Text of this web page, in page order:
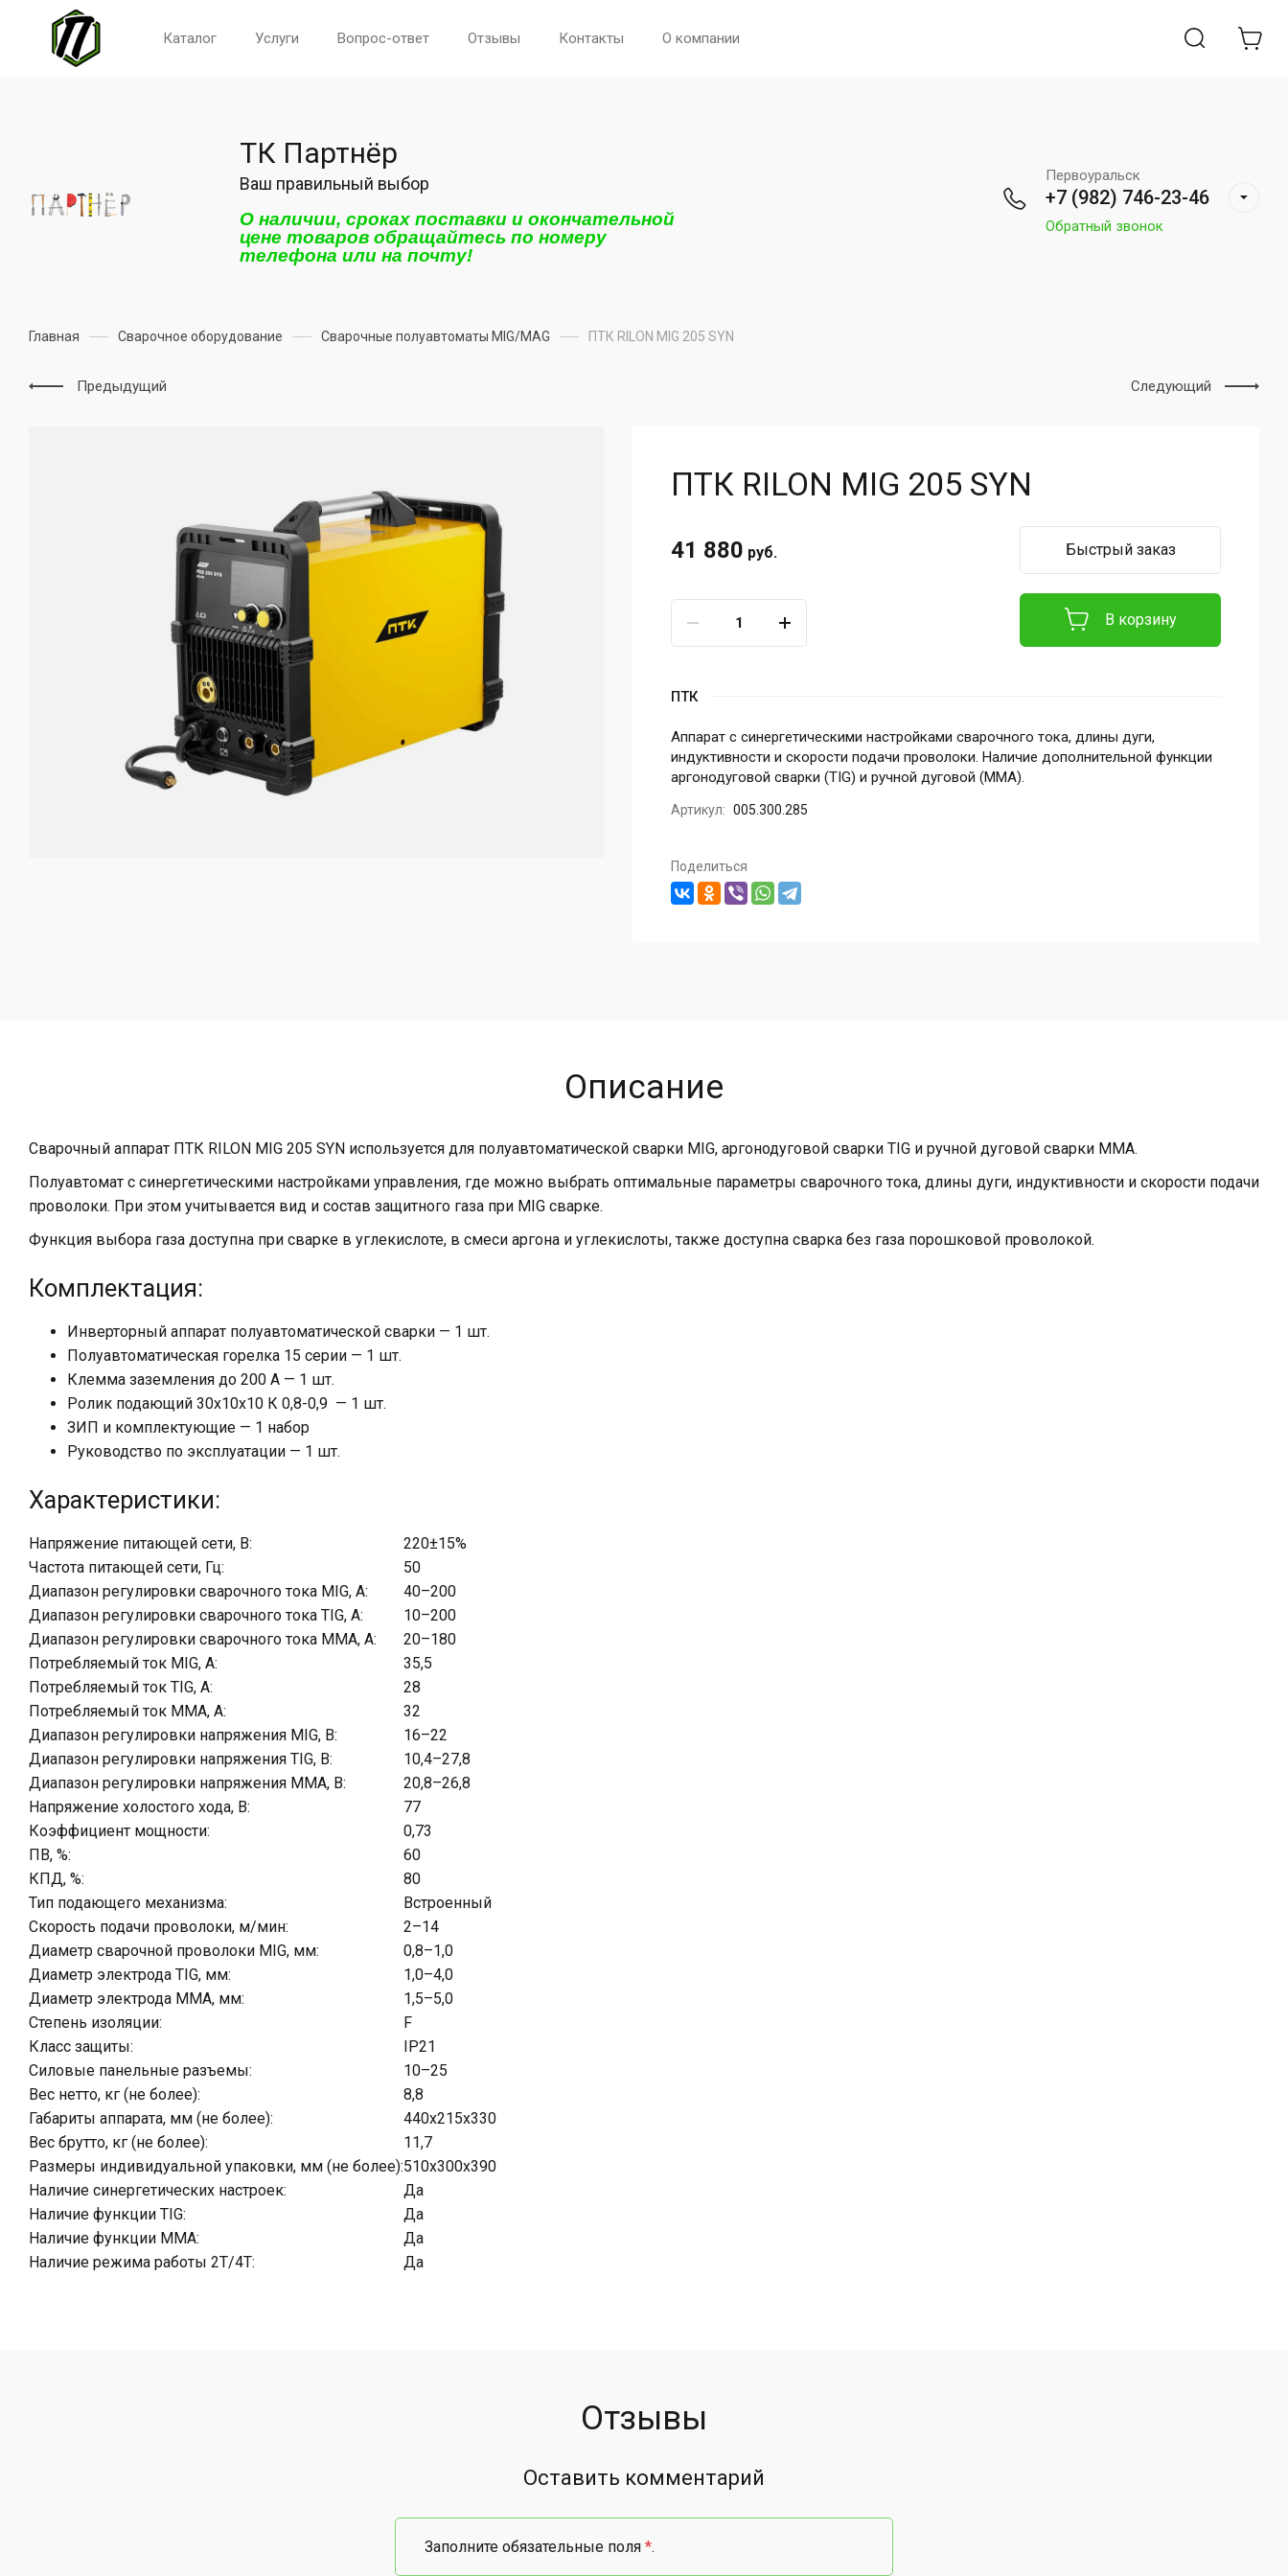
Каталог Услуги Вопрос-ответ Отзывы Контакты О компании
ТК Партнёр
Ваш правильный выбор
О наличии, сроках поставки и окончательной
цене товаров обращайтесь по номеру
телефона или на почту!
Первоуральск
+7 (982) 746-23-46
Обратный звонок
Главная Сварочное оборудование Сварочные полуавтоматы MIG/MAG ПТК RILON MIG 205 SYN
Предыдущий Следующий
ПТК RILON MIG 205 SYN
41 880 руб.
В корзину
Быстрый заказ
ПТК
Аппарат с синергетическими настройками сварочного тока, длины дуги,
индуктивности и скорости подачи проволоки. Наличие дополнительной функции
аргонодуговой сварки (TIG) и ручной дуговой (MMA).
Артикул: 005.300.285
Поделиться
Описание
Сварочный аппарат ПТК RILON MIG 205 SYN используется для полуавтоматической сварки MIG, аргонодуговой сварки TIG и ручной дуговой сварки MMA.
Полуавтомат с синергетическими настройками управления, где можно выбрать оптимальные параметры сварочного тока, длины дуги, индуктивности и скорости подачи
проволоки. При этом учитывается вид и состав защитного газа при MIG сварке.
Функция выбора газа доступна при сварке в углекислоте, в смеси аргона и углекислоты, также доступна сварка без газа порошковой проволокой.
Комплектация:
Инверторный аппарат полуавтоматической сварки — 1 шт.
Полуавтоматическая горелка 15 серии — 1 шт.
Клемма заземления до 200 А — 1 шт.
Ролик подающий 30х10х10 К 0,8-0,9 — 1 шт.
ЗИП и комплектующие — 1 набор
Руководство по эксплуатации — 1 шт.
Характеристики:
Напряжение питающей сети, В:
220±15%
Частота питающей сети, Гц:
50
Диапазон регулировки сварочного тока MIG, А:
40–200
Диапазон регулировки сварочного тока TIG, А:
10–200
Диапазон регулировки сварочного тока MMA, А:
20–180
Потребляемый ток MIG, А:
35,5
Потребляемый ток TIG, А:
28
Потребляемый ток MMA, А:
32
Диапазон регулировки напряжения MIG, B:
16–22
Диапазон регулировки напряжения TIG, B:
10,4–27,8
Диапазон регулировки напряжения MMA, В:
20,8–26,8
Напряжение холостого хода, В:
77
Коэффициент мощности:
0,73
ПВ, %:
60
КПД, %:
80
Тип подающего механизма:
Встроенный
Скорость подачи проволоки, м/мин:
2–14
Диаметр сварочной проволоки MIG, мм:
0,8–1,0
Диаметр электрода TIG, мм:
1,0–4,0
Диаметр электрода MMA, мм:
1,5–5,0
Степень изоляции:
F
Класс защиты:
IP21
Силовые панельные разъемы:
10–25
Вес нетто, кг (не более):
8,8
Габариты аппарата, мм (не более):
440х215х330
Вес брутто, кг (не более):
11,7
Размеры индивидуальной упаковки, мм (не более):510х300х390
Наличие синергетических настроек:
Да
Наличие функции TIG:
Да
Наличие функции MMA:
Да
Наличие режима работы 2T/4T:
Да
Отзывы
Оставить комментарий
Заполните обязательные поля *.